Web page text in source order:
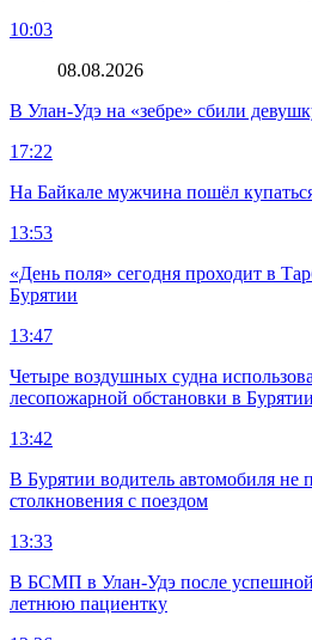
10:03
08.08.2026
В Улан-Удэ на «зебре» сбили
17:22
На Байкале мужчина пошёл
13:53
«День поля» сегодня проходит в
Бурятии
13:47
Четыре воздушных судна
лесопожарной обстановки в Бурятии
13:42
В Бурятии водитель автомобиля не
столкновения с поездом
13:33
В БСМП в Улан-Удэ после
летнюю пациентку